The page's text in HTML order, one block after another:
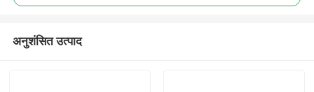
अनुशंसित उत्पाद